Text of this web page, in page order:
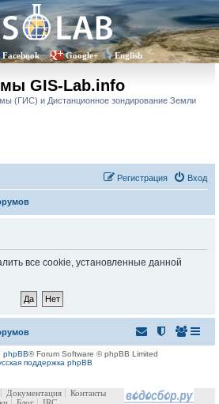
Facebook Google+ English
GIS-Lab.info
(ГИС) и Дистанционное зондирование Земли
Вход
Регистрация
все cookie, установленные данной
phpBB® Forum Software © phpBB Limited
поддержка phpBB
Документация
Контакты